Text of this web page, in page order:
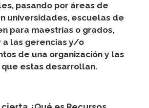
pasando por áreas de
universidades, escuelas de
para maestrías o grados,
a las gerencias y/o
de una organización y las
estas desarrollan.